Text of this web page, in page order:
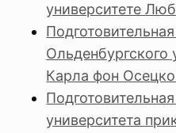
университете
Ольденбургского
Карла фон
университета